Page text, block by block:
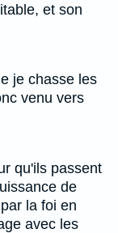
et son
je chasse les
venu vers
qu'ils passent
de
la foi en
avec les